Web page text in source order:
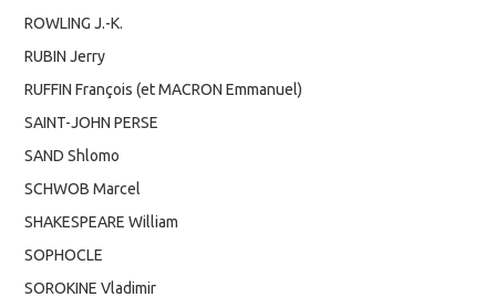
ROWLING J.-K.
RUBIN Jerry
RUFFIN François (et MACRON Emmanuel)
SAINT-JOHN PERSE
SAND Shlomo
SCHWOB Marcel
SHAKESPEARE William
SOPHOCLE
SOROKINE Vladimir